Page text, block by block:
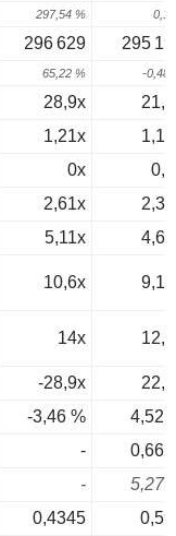
297,54 % 0,1
296 629 295
65,22 % -0,48
28,9x
1,21x
0x
2,61x
5,11x
10,6x
14x
-28,9x
-3,46 %
4,52
-
-
5,27
0,4345